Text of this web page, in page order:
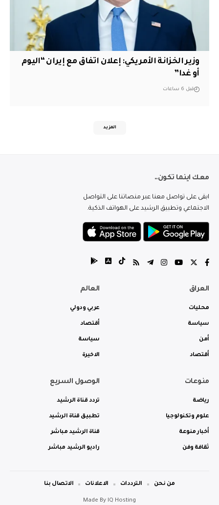
وزير الخزانة الأمريكي: إعلان اتفاق مع إيران “اليوم
أو غدا”
قبل 6 ساعات
المزيد
معك اينما تكون..
ابقى على تواصل معنا عبر منصاتنا على التواصل
الاجتماعي وتطبيق الرشيد على الهواتف الذكية.
العراق
محليات
سياسة
أمن
أقتصاد
العالم
عربي ودولي
أقتصاد
سياسة
الاخيرة
منوعات
رياضة
علوم وتكنولوجيا
أخبار منوعة
ثقافة وفن
الوصول السريع
تردد قناة الرشيد
تطبيق قناة الرشيد
قناة الرشيد مباشر
راديو الرشيد مباشر
Made By IQ Hosting
من نحن الترددات الاعلانات الاتصال بنا